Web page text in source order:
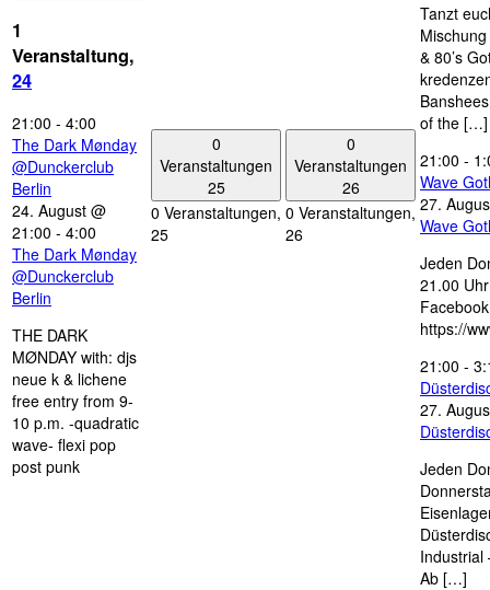
1
Veranstaltung,
24
21:00 - 4:00
The Dark Mønday
@Dunckerclub
Berlin
24. August @
21:00 - 4:00
The Dark Mønday
@Dunckerclub
Berlin
THE DARK
MØNDAY with: djs
neue k & lichene
free entry from 9-
10 p.m. -quadratic
wave- flexi pop
post punk
0
Veranstaltungen
25
0 Veranstaltungen,
25
0
Veranstaltungen
26
0 Veranstaltungen,
26
Tanzt
& 80’s
of the […]
21:00 -
Wave
27.
Wave
Jeden
21.00
https://
21:00 -
27.
Jeden
Industrial
Ab […]